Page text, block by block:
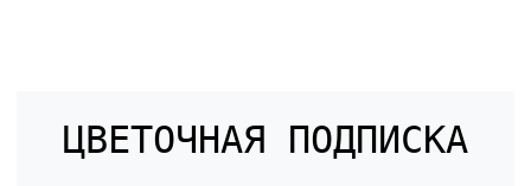
ЦВЕТОЧНАЯ ПОДПИСКА